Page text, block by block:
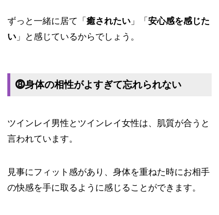
ずっと一緒に居て「 癒されたい 」「 安心感を感じた
い 」と感じているからでしょう。
⓼身体の相性がよすぎて忘れられない
ツインレイ男性とツインレイ女性は、肌質が合うと
言われています。
見事にフィット感があり、身体を重ねた時にお相手
の快感を手に取るように感じることができます。